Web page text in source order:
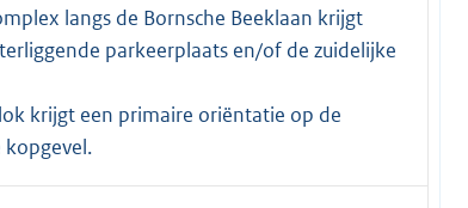
langs de Bornsche Beeklaan krijgt
parkeerplaats en/of de zuidelijke
krijgt een primaire oriëntatie op de